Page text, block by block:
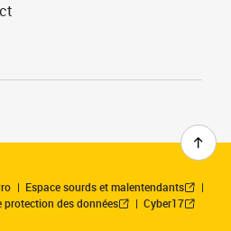
Espace sourds et malentendants
protection des données Cyber17